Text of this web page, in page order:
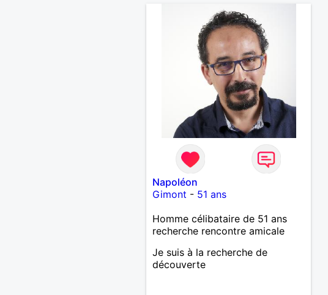
Napoléon
Gimont - 51 ans
Homme célibataire de 51 ans
recherche rencontre amicale
Je suis à la recherche de
découverte